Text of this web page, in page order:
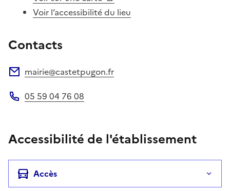
Voir l’accessibilité du lieu
Contacts
mairie@castetpugon.fr
05 59 04 76 08
Accessibilité de l'établissement
Accès